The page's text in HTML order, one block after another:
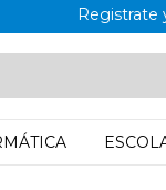
Registrate